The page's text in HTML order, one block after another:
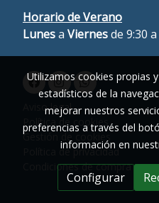
Horario de Verano
Lunesa Viernesde 9:30
Aviso legal
Política de cookies
Gestión de cookies
Política de privacidad
Condiciones de compra
Utilizamos cookies propias
estadísticos de la
mejorar nuestros
preferencias a través del
información en
Configurar